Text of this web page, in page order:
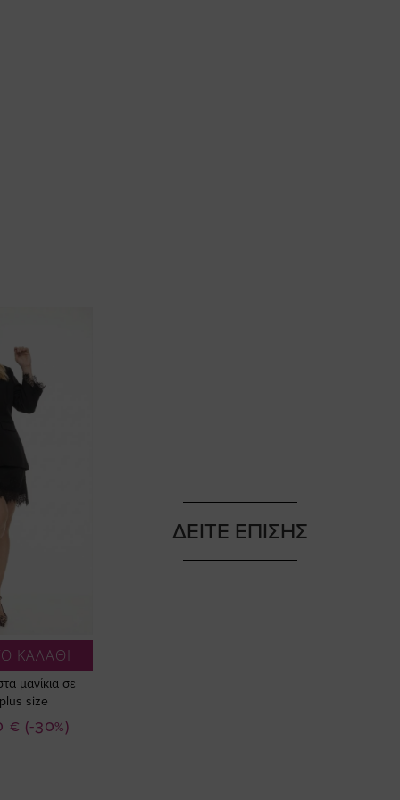
ΚΑΛΑΘΙ
μανίκια σε
size
(-30%)
€
ΔΕΙΤΕ ΕΠΙΣΗΣ